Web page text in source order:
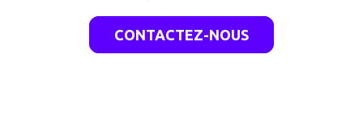
CONTACTEZ-NOUS